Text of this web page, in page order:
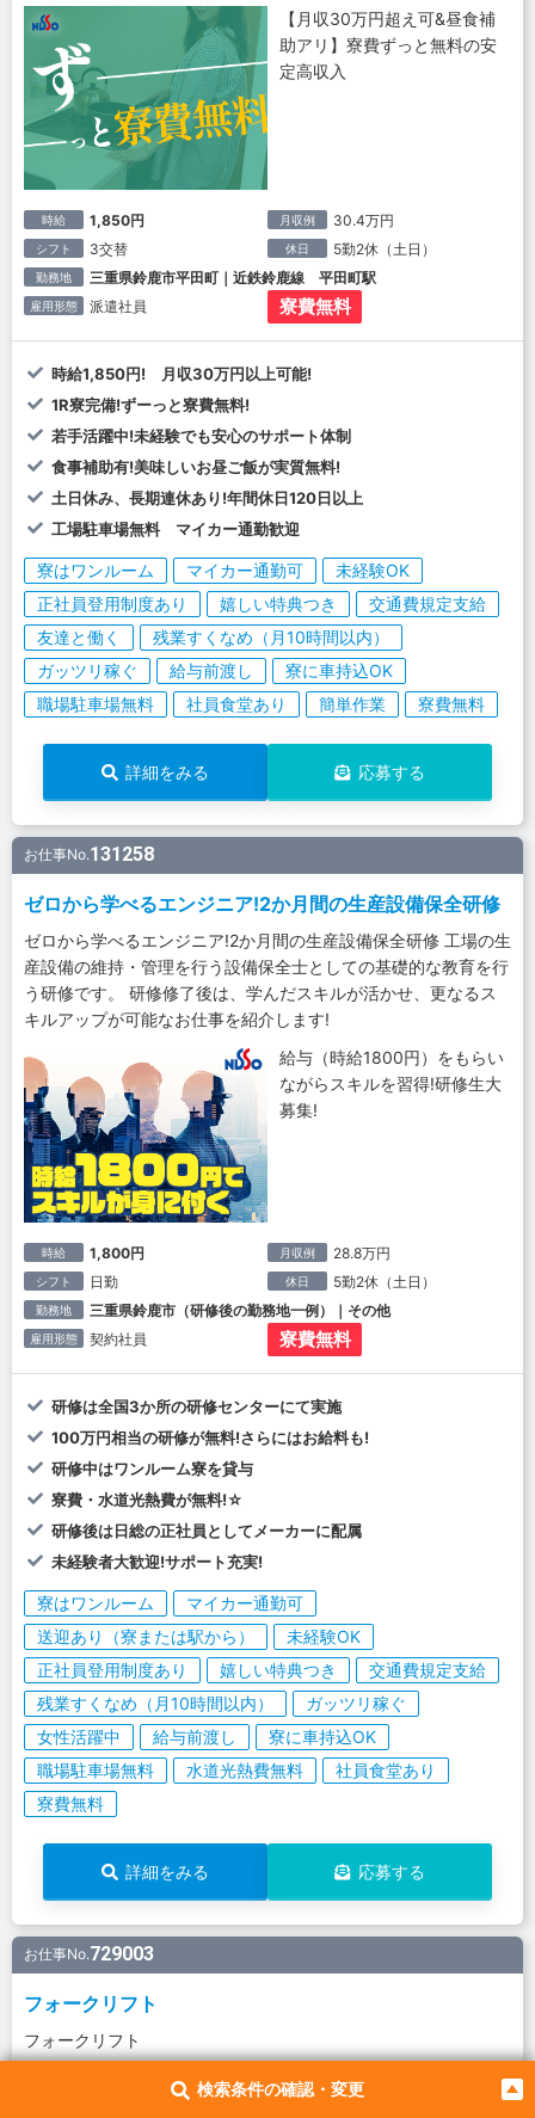
検索条件の確認・変更
【月収30万円超え可&昼食補
助アリ】寮費ずっと無料の安
定高収入
時給 1,850円 月収例 30.4万円
シフト 3交替 休日 5勤2休（土日）
勤務地 三重県鈴鹿市平田町｜近鉄鈴鹿線 平田町駅
雇用形態 派遣社員 寮費無料
時給1,850円! 月収30万円以上可能!
1R寮完備!ずーっと寮費無料!
若手活躍中!未経験でも安心のサポート体制
食事補助有!美味しいお昼ご飯が実質無料!
土日休み、長期連休あり!年間休日120日以上
工場駐車場無料 マイカー通勤歓迎
寮はワンルーム マイカー通勤可
未経験OK
正社員登用制度あり
嬉しい特典つき
交通費規定支給
友達と働く
残業すくなめ（月10時間以内）
ガッツリ稼ぐ
給与前渡し
寮に車持込OK
職場駐車場無料
社員食堂あり 簡単作業 寮費無料
詳細をみる 応募する
お仕事No.131258
ゼロから学べるエンジニア!2か月間の生産設備保全研修
ゼロから学べるエンジニア!2か月間の生産設備保全研修 工場の生
産設備の維持・管理を行う設備保全士としての基礎的な教育を行
う研修です。 研修修了後は、学んだスキルが活かせ、更なるス
キルアップが可能なお仕事を紹介します!
給与（時給1800円）をもらい
ながらスキルを習得!研修生大
募集!
時給 1,800円 月収例 28.8万円
シフト 日勤 休日 5勤2休（土日）
勤務地 三重県鈴鹿市（研修後の勤務地一例）｜その他
雇用形態 契約社員 寮費無料
研修は全国3か所の研修センターにて実施
100万円相当の研修が無料!さらにはお給料も!
研修中はワンルーム寮を貸与
寮費・水道光熱費が無料!☆
研修後は日総の正社員としてメーカーに配属
未経験者大歓迎!サポート充実!
寮はワンルーム
マイカー通勤可
送迎あり（寮または駅から）
未経験OK
正社員登用制度あり
嬉しい特典つき
交通費規定支給
残業すくなめ（月10時間以内）
ガッツリ稼ぐ
女性活躍中
給与前渡し
寮に車持込OK
職場駐車場無料
水道光熱費無料
社員食堂あり
寮費無料
詳細をみる 応募する
お仕事No.729003
フォークリフト
フォークリフト
未経験歓迎/第二新卒歓迎/ブラ
ンクOK